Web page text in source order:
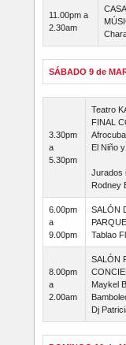
11.00pm a
2.30am
SÁBADO 9 de
3.30pm
a
5.30pm
Teatro
FINAL
El Niño
Jurados
Rodney
6.00pm
a
9.00pm
SALÓN
Tablao
8.00pm
a
2.00am
SALÓN
Maykel
Dj